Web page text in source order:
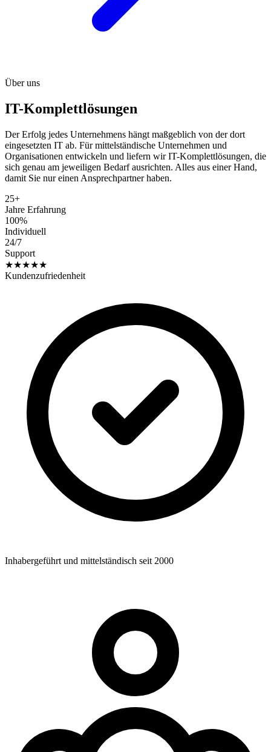
Über uns
IT-Komplettlösungen
Der Erfolg jedes Unternehmens hängt maßgeblich von der dort
eingesetzten IT ab. Für mittelständische Unternehmen und
Organisationen entwickeln und liefern wir IT-Komplettlösungen, die
sich genau am jeweiligen Bedarf ausrichten. Alles aus einer Hand,
damit Sie nur einen Ansprechpartner haben.
25+
Jahre Erfahrung
100%
Individuell
24/7
Support
★★★★★
Kundenzufriedenheit
Inhabergeführt und mittelständisch seit 2000